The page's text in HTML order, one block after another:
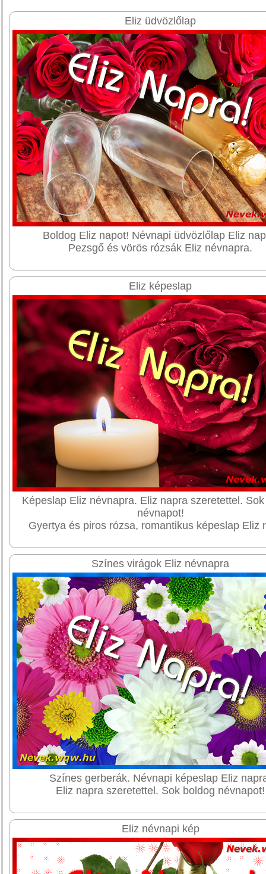
Eliz üdvözlőlap
Boldog Eliz napot! Névnapi üdvözlőlap Eliz
Pezsgő és vörös rózsák Eliz névnapra.
Eliz képeslap
Képeslap Eliz névnapra. Eliz napra szeretettel.
névnapot!
Gyertya és piros rózsa, romantikus képeslap Eliz
Színes virágok Eliz névnapra
Színes gerberák. Névnapi képeslap Eliz
Eliz napra szeretettel. Sok boldog névnapot!
Eliz névnapi kép